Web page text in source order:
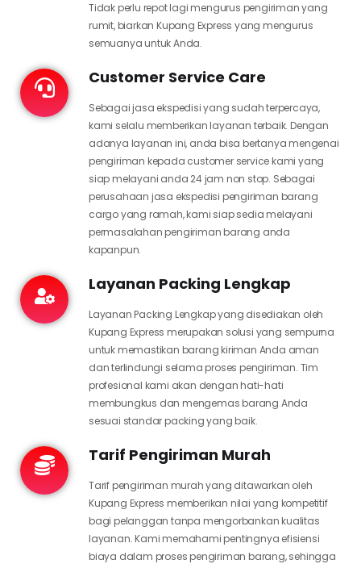
Tidak perlu repot lagi mengurus pengiriman yang
rumit, biarkan Kupang Express yang mengurus
semuanya untuk Anda.
Customer Service Care
Sebagai jasa ekspedisi yang sudah terpercaya,
kami selalu memberikan layanan terbaik. Dengan
adanya layanan ini, anda bisa bertanya mengenai
pengiriman kepada customer service kami yang
siap melayani anda 24 jam non stop. Sebagai
perusahaan jasa ekspedisi pengiriman barang
cargo yang ramah, kami siap sedia melayani
permasalahan pengiriman barang anda
kapanpun.
Layanan Packing Lengkap
Layanan Packing Lengkap yang disediakan oleh
Kupang Express merupakan solusi yang sempurna
untuk memastikan barang kiriman Anda aman
dan terlindungi selama proses pengiriman. Tim
profesional kami akan dengan hati-hati
membungkus dan mengemas barang Anda
sesuai standar packing yang baik.
Tarif Pengiriman Murah
Tarif pengiriman murah yang ditawarkan oleh
Kupang Express memberikan nilai yang kompetitif
bagi pelanggan tanpa mengorbankan kualitas
layanan. Kami memahami pentingnya efisiensi
biaya dalam proses pengiriman barang, sehingga